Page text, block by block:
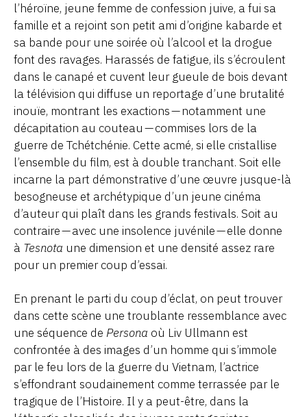
l’héroïne, jeune femme de confession juive, a fui sa
famille et a rejoint son petit ami d’origine kabarde et
sa bande pour une soirée où l’alcool et la drogue
font des ravages. Harassés de fatigue, ils s’écroulent
dans le canapé et cuvent leur gueule de bois devant
la télévision qui diffuse un reportage d’une brutalité
inouïe, montrant les exactions — notamment une
décapitation au couteau — commises lors de la
guerre de Tchétchénie. Cette acmé, si elle cristallise
l’ensemble du film, est à double tranchant. Soit elle
incarne la part démonstrative d’une œuvre jusque-là
besogneuse et archétypique d’un jeune cinéma
d’auteur qui plaît dans les grands festivals. Soit au
contraire — avec une insolence juvénile — elle donne
à Tesnota une dimension et une densité assez rare
pour un premier coup d’essai.
En prenant le parti du coup d’éclat, on peut trouver
dans cette scène une troublante ressemblance avec
une séquence de Persona où Liv Ullmann est
confrontée à des images d’un homme qui s’immole
par le feu lors de la guerre du Vietnam, l’actrice
s’effondrant soudainement comme terrassée par le
tragique de l’Histoire. Il y a peut-être, dans la